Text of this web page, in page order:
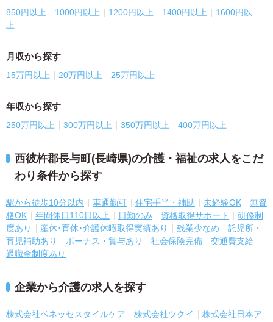
850円以上 1000円以上 1200円以上 1400円以上
1600円以
上
月収から探す
15万円以上 20万円以上 25万円以上
年収から探す
250万円以上 300万円以上 350万円以上 400万円以上
西彼杵郡長与町(長崎県)の介護・福祉の求人をこだ
わり条件から探す
駅から徒歩10分以内 車通勤可 住宅手当・補助 未経験OK
無資
格OK
年間休日110日以上 日勤のみ 資格取得サポート
研修制
度あり
産休･育休･介護休暇取得実績あり 残業少なめ
託児所・
育児補助あり
ボーナス・賞与あり 社会保険完備
交通費支給
退職金制度あり
企業から介護の求人を探す
株式会社ベネッセスタイルケア 株式会社ツクイ 株式会社日本ア